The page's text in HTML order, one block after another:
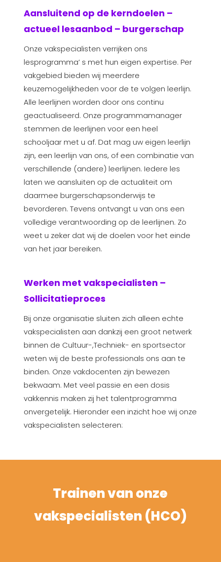
Aansluitend op de kerndoelen –
actueel lesaanbod – burgerschap
Onze vakspecialisten verrijken ons
lesprogramma’ s met hun eigen expertise. Per
vakgebied bieden wij meerdere
keuzemogelijkheden voor de te volgen leerlijn.
Alle leerlijnen worden door ons continu
geactualiseerd. Onze programmamanager
stemmen de leerlijnen voor een heel
schooljaar met u af. Dat mag uw eigen leerlijn
zijn, een leerlijn van ons, of een combinatie van
verschillende (andere) leerlijnen. Iedere les
laten we aansluiten op de actualiteit om
daarmee burgerschapsonderwijs te
bevorderen. Tevens ontvangt u van ons een
volledige verantwoording op de leerlijnen. Zo
weet u zeker dat wij de doelen voor het einde
van het jaar bereiken.
Werken met vakspecialisten –
Sollicitatieproces
Bij onze organisatie sluiten zich alleen echte
vakspecialisten aan dankzij een groot netwerk
binnen de Cultuur-,Techniek- en sportsector
weten wij de beste professionals ons aan te
binden. Onze vakdocenten zijn bewezen
bekwaam. Met veel passie en een dosis
vakkennis maken zij het talentprogramma
onvergetelijk. Hieronder een inzicht hoe wij onze
vakspecialisten selecteren:
Trainen van onze
vakspecialisten (HCO)